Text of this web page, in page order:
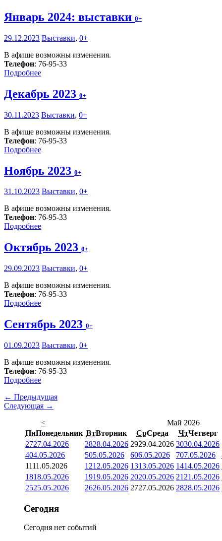
Январь 2024: выставки 0+
29.12.2023 Выставки, 0+
В афише возможны изменения.
Телефон: 76-95-33
Подробнее
Декабрь 2023 0+
30.11.2023 Выставки, 0+
В афише возможны изменения.
Телефон: 76-95-33
Подробнее
Ноябрь 2023 0+
31.10.2023 Выставки, 0+
В афише возможны изменения.
Телефон: 76-95-33
Подробнее
Октябрь 2023 0+
29.09.2023 Выставки, 0+
В афише возможны изменения.
Телефон: 76-95-33
Подробнее
Сентябрь 2023 0+
01.09.2023 Выставки, 0+
В афише возможны изменения.
Телефон: 76-95-33
Подробнее
← Предыдущая
Следующая →
<
Май 2026
ПнПонедельник ВтВторник СрСреда ЧтЧетверг
2727.04.2026 2828.04.2026 2929.04.2026 3030.04.2026
404.05.2026 505.05.2026 606.05.2026 707.05.2026
1111.05.2026 1212.05.2026 1313.05.2026 1414.05.2026
1818.05.2026 1919.05.2026 2020.05.2026 21 21.05.2026
2525.05.2026 2626.05.2026 2727.05.2026 2828.05.2026
Сегодня
Сегодня нет событий